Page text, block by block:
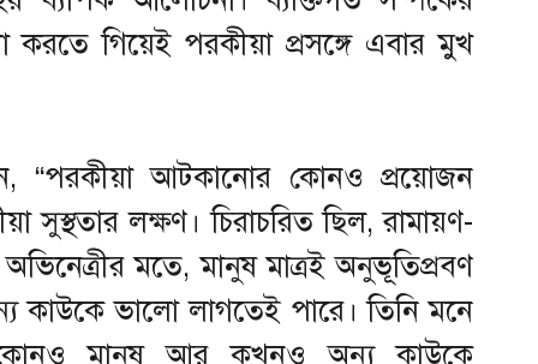
করতে গিয়েই পরকীয়া প্রসঙ্গে এবার মুখ
“পরকীয়া আটকানোর কোনও প্রয়োজন
লক্ষণ। চিরাচরিত ছিল, রামায়ণ-
মতে, মানুষ মাত্রই অনুভূতিপ্রবণ
ভালো লাগতেই পারে। তিনি মনে
মানুষ আর কখনও অন্য কাউকে